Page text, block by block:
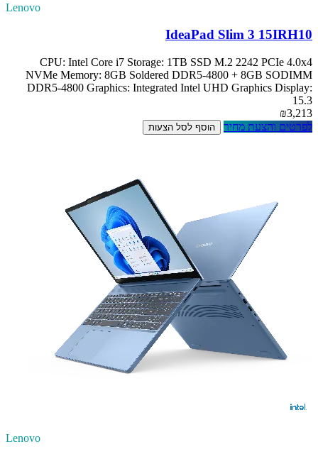
Lenovo
IdeaPad Slim 3 15IRH10
CPU: Intel Core i7 Storage: 1TB SSD M.2 2242 PCIe 4.0x4
NVMe Memory: 8GB Soldered DDR5-4800 + 8GB SODIMM
DDR5-4800 Graphics: Integrated Intel UHD Graphics Display:
15.3
₪3,213
לפרטים והצעת מחיר
הוסף לסל הצעות
Lenovo